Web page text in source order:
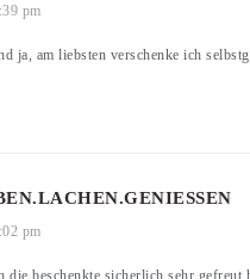
pm
ja, am liebsten verschenke ich
pm
beschenkte sicherlich sehr gefreut